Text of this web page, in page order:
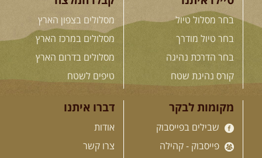
לכל המסעות בעולם
. הדרכות נהיגה .
21.08.2026 שישי- קורס נהיגת
שטח בקבוצה
נהיגת שטח יכולה להיות חוויה נהדרת
בחר מסלול טיול
בחר טיול מודרך
בחר הדרכת נהיגה
קורס נהיגת שטח
מסלולים בצפון הארץ
מסלולים במרכז הארץ
מסלולים בדרום הארץ
טיפים לשטח
מקומות לבקר
שבילים בפייסבוק
פייסבוק - קהילה
דברו איתנו
אודות
צרו קשר